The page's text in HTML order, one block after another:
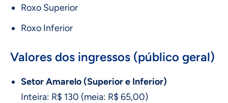
Roxo Superior
Roxo Inferior
Valores dos ingressos (público geral)
Setor Amarelo (Superior e Inferior)
Inteira: R$ 130 (meia: R$ 65,00)